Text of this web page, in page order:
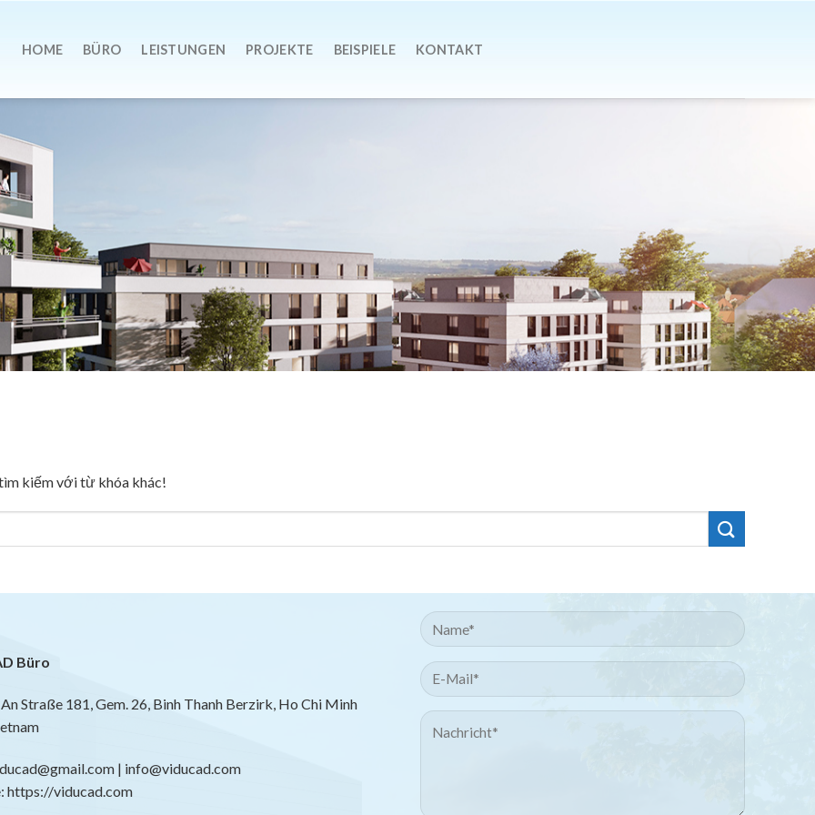
HOME BÜRO LEISTUNGEN PROJEKTE BEISPIELE KONTAKT
kiếm với từ khóa khác!
Büro
An Straße 181, Gem. 26, Binh Thanh Berzirk, Ho Chi Minh
| info@viducad.com
https://viducad.com